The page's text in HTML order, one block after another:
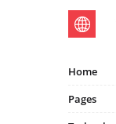
Home
Pages